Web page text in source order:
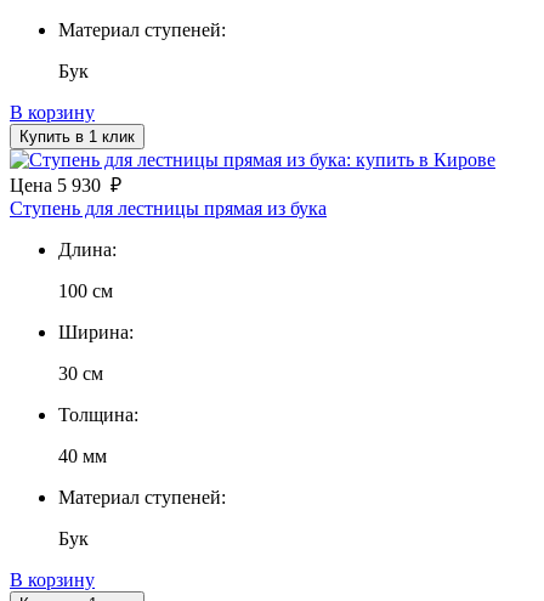
Материал ступеней:
Бук
В корзину
Купить в 1 клик
Цена 5 930 ₽
Ступень для лестницы прямая из бука
Длина:
100 см
Ширина:
30 см
Толщина:
40 мм
Материал ступеней:
Бук
В корзину